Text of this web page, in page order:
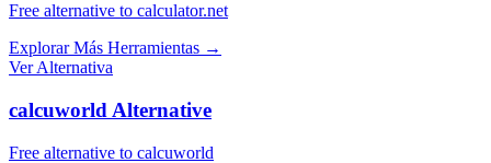
Free alternative to calculator.net
Explorar Más Herramientas →
Ver Alternativa
calcuworld Alternative
Free alternative to calcuworld